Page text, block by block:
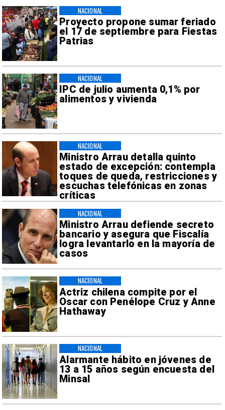
Proyecto propone sumar feriado
el 17 de septiembre para Fiestas
Patrias
NACIONAL
IPC de julio aumenta 0,1% por
alimentos y vivienda
NACIONAL
Ministro Arrau detalla quinto
estado de excepción: contempla
toques de queda, restricciones y
escuchas telefónicas en zonas
críticas
NACIONAL
Ministro Arrau defiende secreto
bancario y asegura que Fiscalía
logra levantarlo en la mayoría de
casos
NACIONAL
Actriz chilena compite por el
Oscar con Penélope Cruz y Anne
Hathaway
NACIONAL
Alarmante hábito en jóvenes de
13 a 15 años según encuesta del
Minsal
NACIONAL